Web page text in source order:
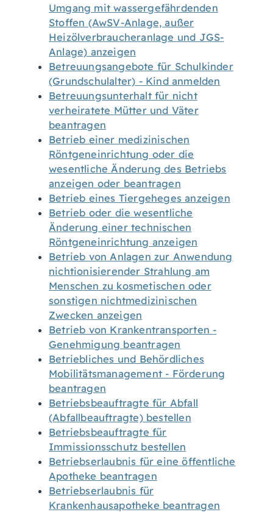
Umgang mit wassergefährdenden
Stoffen (AwSV-Anlage, außer
Heizölverbraucheranlage und JGS-
Anlage) anzeigen
Betreuungsangebote für Schulkinder
(Grundschulalter) - Kind anmelden
Betreuungsunterhalt für nicht
verheiratete Mütter und Väter
beantragen
Betrieb einer medizinischen
Röntgeneinrichtung oder die
wesentliche Änderung des Betriebs
anzeigen oder beantragen
Betrieb eines Tiergeheges anzeigen
Betrieb oder die wesentliche
Änderung einer technischen
Röntgeneinrichtung anzeigen
Betrieb von Anlagen zur Anwendung
nichtionisierender Strahlung am
Menschen zu kosmetischen oder
sonstigen nichtmedizinischen
Zwecken anzeigen
Betrieb von Krankentransporten -
Genehmigung beantragen
Betriebliches und Behördliches
Mobilitätsmanagement - Förderung
beantragen
Betriebsbeauftragte für Abfall
(Abfallbeauftragte) bestellen
Betriebsbeauftragte für
Immissionsschutz bestellen
Betriebserlaubnis für eine öffentliche
Apotheke beantragen
Betriebserlaubnis für
Krankenhausapotheke beantragen